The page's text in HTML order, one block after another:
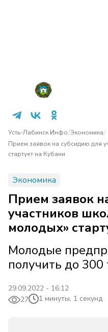
Усть-Лабинск Инфо/Экономика/
Прием заявок на субсидию для
стартует на Кубани
Экономика
Прием заявок
участников
молодых»
Молодые
получить до 300
29.09.2022 - 16:12
27
1 минуты, 1 секунд